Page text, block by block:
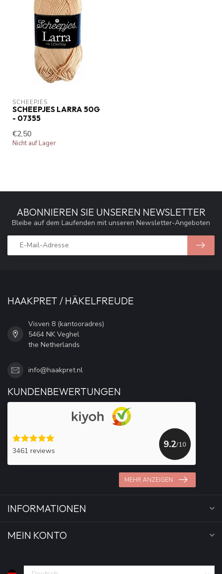
SCHEEPJES
SCHEEPJES LARRA 50G
- 07355
€2,50
Nicht auf Lager
ABONNIEREN SIE UNSEREN NEWSLETTER
Bleibe auf dem Laufenden mit unseren Newsletter-Angeboten
HAAKPRET / HÄKELFREUDE
Visven 8 (kantooradres)
5464 NK Veghel
the Netherlands
info@haakpret.nl
KUNDENBEWERTUNGEN
3461 reviews
9.2/10
MEHR ANZEIGEN
INFORMATIONEN
MEIN KONTO